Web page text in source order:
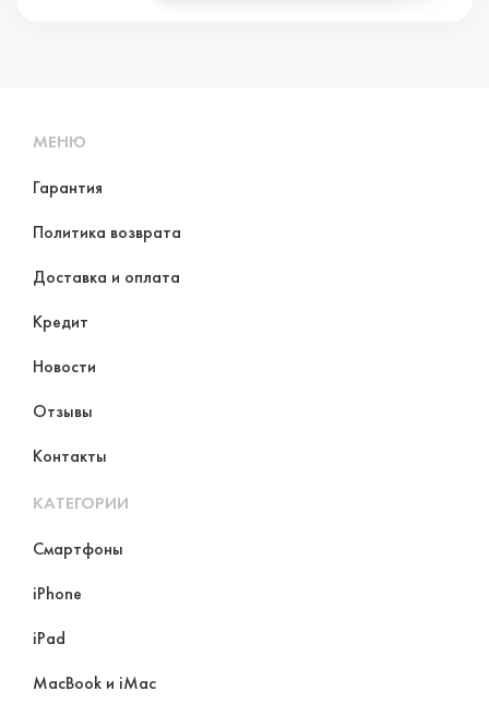
МЕНЮ
Гарантия
Политика возврата
Доставка и оплата
Кредит
Новости
Отзывы
Контакты
КАТЕГОРИИ
Смартфоны
iPhone
iPad
MacBook и iMac